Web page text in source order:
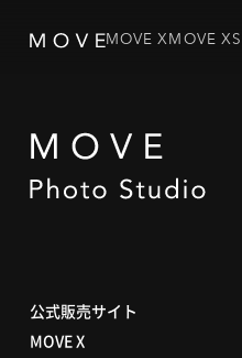
MOVE XMOVE XS
公式販売サイト
MOVE X